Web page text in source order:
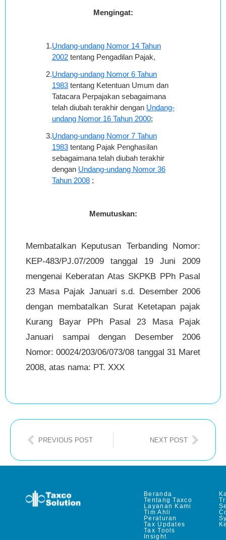
Mengingat:
1.Undang-undang Nomor 14 Tahun
2002 tentang Pengadilan Pajak,
2.Undang-undang Nomor 6 Tahun
1983 tentang Ketentuan Umum dan
Tatacara Perpajakan sebagaimana
telah diubah terakhir dengan Undang-
undang Nomor 16 Tahun 2000;
3.Undang-undang Nomor 7 Tahun
1983 tentang Pajak Penghasilan
sebagaimana telah diubah terakhir
dengan Undang-undang Nomor 36
Tahun 2008 ;
Memutuskan:
Membatalkan Keputusan Terbanding Nomor:
KEP-483/PJ.07/2009 tanggal 19 Juni 2009
mengenai Keberatan Atas SKPKB PPh Pasal
23 Masa Pajak Januari s.d. Desember 2006
dengan membatalkan Surat Ketetapan pajak
Kurang Bayar PPh Pasal 23 Masa Pajak
Januari sampai dengan Desember 2006
Nomor: 00024/203/06/073/08 tanggal 31 Maret
2008, atas nama: PT. XXX
PREVIOUS POST NEXT POST
Beranda
Tentang Taxco
Layanan Kami
Tim Ahli
Peraturan
Tax Updates
Tax Tools
Insight